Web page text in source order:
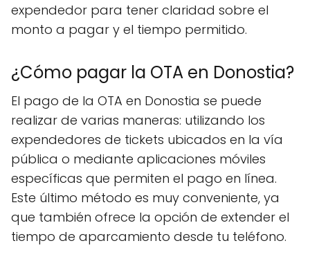
expendedor para tener claridad sobre el
monto a pagar y el tiempo permitido.
¿Cómo pagar la OTA en Donostia?
El pago de la OTA en Donostia se puede
realizar de varias maneras: utilizando los
expendedores de tickets ubicados en la vía
pública o mediante aplicaciones móviles
específicas que permiten el pago en línea.
Este último método es muy conveniente, ya
que también ofrece la opción de extender el
tiempo de aparcamiento desde tu teléfono.